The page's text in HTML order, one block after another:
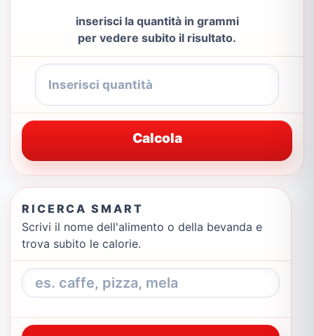
inserisci la quantità in grammi
per vedere subito il risultato.
Calcola
RICERCA SMART
Scrivi il nome dell'alimento o della bevanda e
trova subito le calorie.